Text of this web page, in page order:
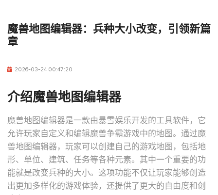
魔兽地图编辑器：兵种大小改变，引领新篇
章
2026-03-24 00:47:20
介绍魔兽地图编辑器
魔兽地图编辑器是一款由暴雪娱乐开发的工具软件，它
允许玩家自定义和编辑魔兽争霸游戏中的地图。通过魔
兽地图编辑器，玩家可以创建自己的游戏地图，包括地
形、单位、建筑、任务等各种元素。其中一个重要的功
能就是改变兵种的大小。这项功能不仅让玩家能够创造
出更加多样化的游戏体验，还提供了更大的自由度和创